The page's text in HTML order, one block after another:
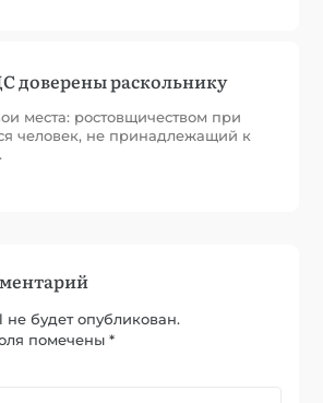
доверены раскольнику
места: ростовщичеством при
человек, не принадлежащий к
будет опубликован.
помечены*